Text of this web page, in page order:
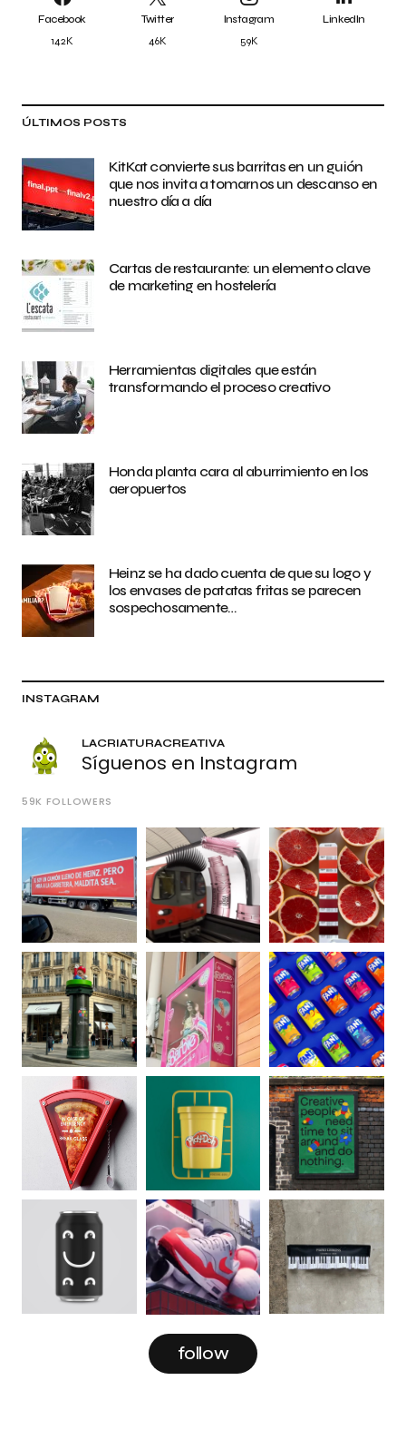
Facebook
142K
Twitter
46K
Instagram
59K
LinkedIn
ÚLTIMOS POSTS
KitKat convierte sus barritas en un guión
que nos invita a tomarnos un descanso en
nuestro día a día
Cartas de restaurante: un elemento clave
de marketing en hostelería
Herramientas digitales que están
transformando el proceso creativo
Honda planta cara al aburrimiento en los
aeropuertos
Heinz se ha dado cuenta de que su logo y
los envases de patatas fritas se parecen
sospechosamente…
INSTAGRAM
LACRIATURACREATIVA
Síguenos en Instagram
59K FOLLOWERS
follow